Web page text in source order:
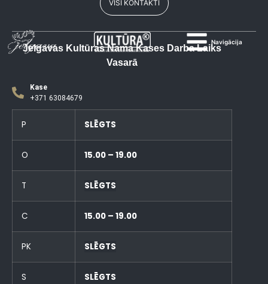
Navigācija
VISI KONTAKTI
Jelgavas Kultūras Nama Kases Darba Laiks
Vasarā
Kase
+371 63084679
P SLĒGTS
O 15.00 – 19.00
T SLĒGTS
C 15.00 – 19.00
PK SLĒGTS
S SLĒGTS